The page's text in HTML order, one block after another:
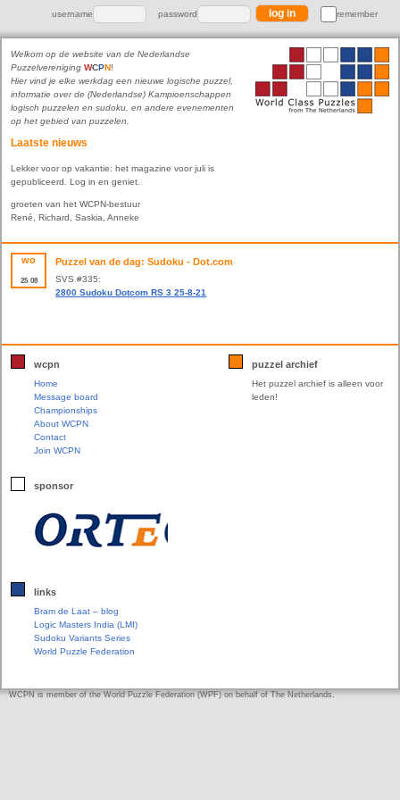
username password remember
Welkom op de website van de Nederlandse
Puzzelvereniging WCPN!
Hier vind je elke werkdag een nieuwe logische puzzel,
informatie over de (Nederlandse) Kampioenschappen
logisch puzzelen en sudoku, en andere evenementen
op het gebied van puzzelen.
Laatste nieuws
Lekker voor op vakantie: het magazine voor juli is
gepubliceerd. Log in en geniet.
groeten van het WCPN-bestuur
René, Richard, Saskia, Anneke
wo
25 08
Puzzel van de dag: Sudoku - Dot.com
SVS #335:
2800 Sudoku Dotcom RS 3 25-8-21
wcpn
Home
Message board
Championships
About WCPN
Contact
Join WCPN
sponsor
links
Bram de Laat – blog
Logic Masters India (LMI)
Sudoku Variants Series
World Puzzle Federation
puzzel archief
Het puzzel archief is alleen voor
leden!
WCPN is member of the World Puzzle Federation (WPF) on behalf of The Netherlands.